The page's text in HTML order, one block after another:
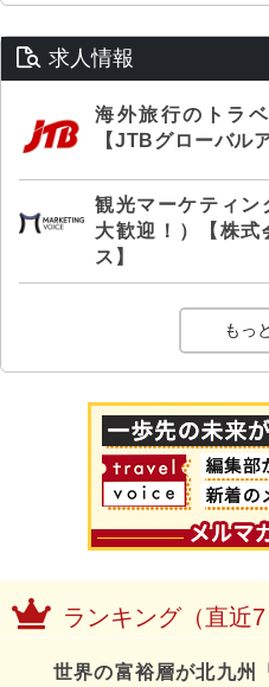
求人情報
海外旅行のトラ
【JTBグローバル
観光マーケティン
大歓迎！）【株式
ス】
もっ
ランキング（直近7
世界の富裕層が北九州